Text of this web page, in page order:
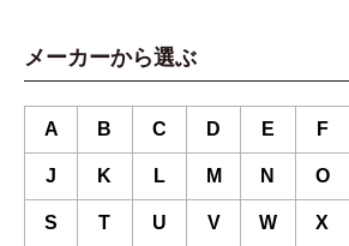
メーカーから選ぶ
A B C D E F
J K L M N O
S T U V W X